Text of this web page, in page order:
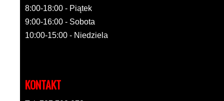
8:00-18:00 - Piątek
9:00-16:00 - Sobota
10:00-15:00 - Niedziela
KONTAKT